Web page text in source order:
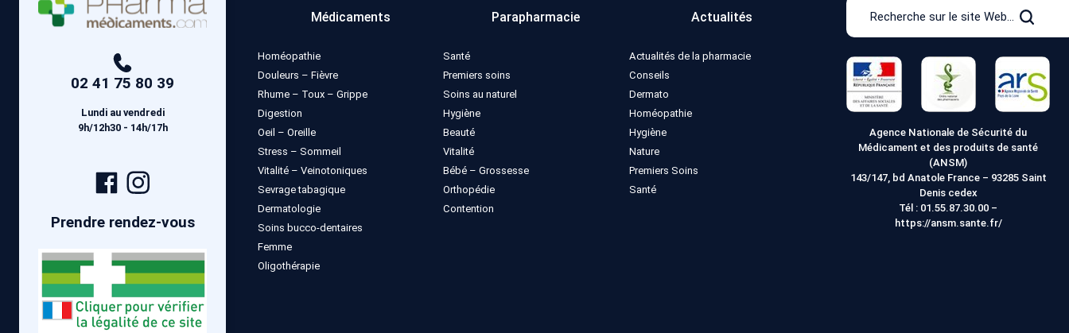
02 41 75 80 39
Lundi au vendredi
9h/12h30 - 14h/17h
Page
Facebook
Prendre rendez-vous
Médicaments
Homéopathie
Douleurs – Fièvre
Rhume – Toux – Grippe
Digestion
Oeil – Oreille
Stress – Sommeil
Vitalité – Veinotoniques
Sevrage tabagique
Dermatologie
Soins bucco-dentaires
Femme
Oligothérapie
Parapharmacie
Santé
Premiers soins
Soins au naturel
Hygiène
Beauté
Vitalité
Bébé – Grossesse
Orthopédie
Contention
Actualités
Actualités de la pharmacie
Conseils
Dermato
Homéopathie
Hygiène
Nature
Premiers Soins
Santé
Recherche
le
site
Web
Agence Nationale de Sécurité du
Médicament et des produits de santé
(ANSM)
143/147, bd Anatole France – 93285 Saint
Denis cedex
Tél : 01.55.87.30.00 –
https://ansm.sante.fr/